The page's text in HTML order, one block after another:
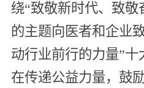
绕“致敬新时代、致敬
的主题向医者和企业
动行业前行的力量”
在传递公益力量，鼓